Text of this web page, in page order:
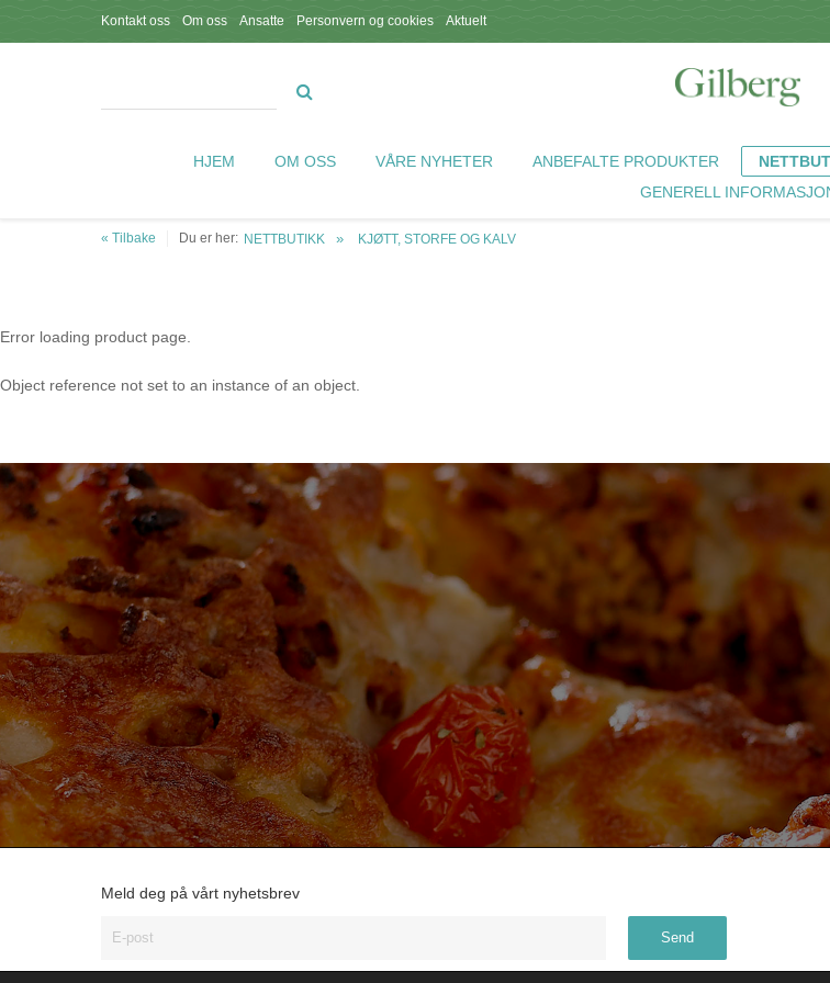
Kontakt oss Om oss Ansatte Personvern og cookies Aktuelt
HJEM OM OSS VÅRE NYHETER ANBEFALTE PRODUKTER
GENERELL
« Tilbake Du er her: NETTBUTIKK KJØTT, STORFE OG KALV
Error loading product page.
Object reference not set to an instance of an object.
Meld deg på vårt nyhetsbrev